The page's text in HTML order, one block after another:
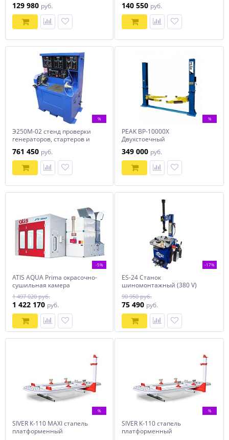
129 980 руб. 140 550 руб.
%
Э250М-02 стенд проверки
генераторов, стартеров и
электрооборудования
761 450 руб.
%
PEAK BP-10000X
Двухстоечный
подъемник 4.5 т. (A245MX)
349 000 руб.
-5%
ATIS AQUA Prima окрасочно-
сушильная камера
1 497 020 руб.
1 422 170 руб.
-17%
ES-24 Станок
шиномонтажный (380 V)
90 950 руб.
75 490 руб.
%
SIVER К-110 MAXI стапель
платформенный
%
SIVER К-110 стапель
платформенный